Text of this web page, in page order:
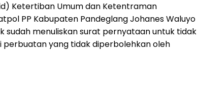
Ketertiban Umum dan Ketentraman
PP Kabupaten Pandeglang Johanes Waluyo
sudah menuliskan surat pernyataan untuk tidak
perbuatan yang tidak diperbolehkan oleh